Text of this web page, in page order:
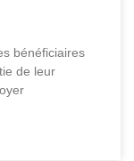
bénéficiaires
de leur